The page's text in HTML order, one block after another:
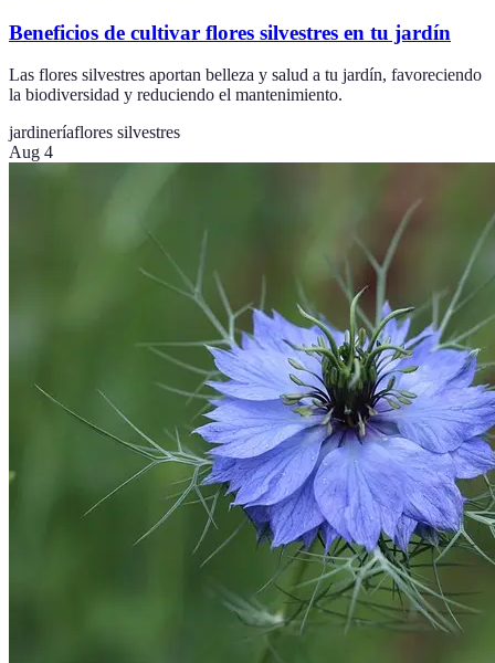
Beneficios de cultivar flores silvestres en tu jardín
Las flores silvestres aportan belleza y salud a tu jardín, favoreciendo
la biodiversidad y reduciendo el mantenimiento.
jardineríaflores silvestres
Aug 4